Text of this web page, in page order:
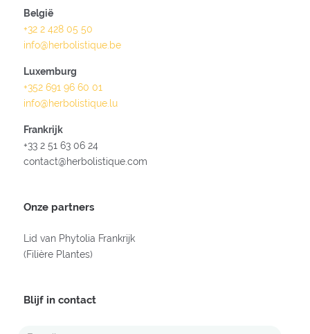
België
+32 2 428 05 50
info@herbolistique.be
Luxemburg
+352 691 96 60 01
info@herbolistique.lu
Frankrijk
+33 2 51 63 06 24
contact@herbolistique.com
Onze partners
Lid van Phytolia Frankrijk
(Filière Plantes)
Blijf in contact